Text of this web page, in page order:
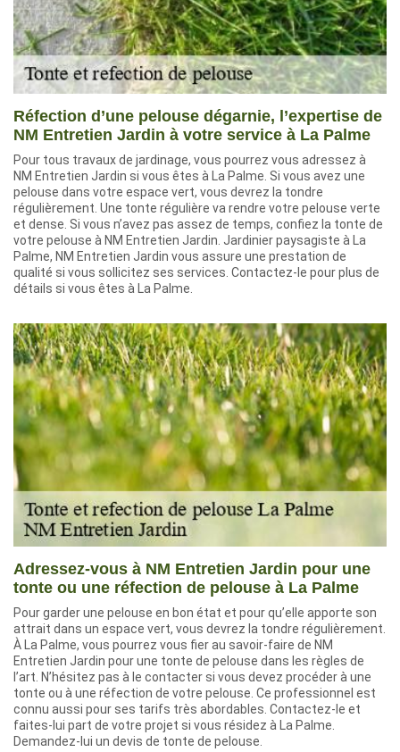
Réfection d’une pelouse dégarnie, l’expertise de
NM Entretien Jardin à votre service à La Palme
Pour tous travaux de jardinage, vous pourrez vous adressez à
NM Entretien Jardin si vous êtes à La Palme. Si vous avez une
pelouse dans votre espace vert, vous devrez la tondre
régulièrement. Une tonte régulière va rendre votre pelouse verte
et dense. Si vous n’avez pas assez de temps, confiez la tonte de
votre pelouse à NM Entretien Jardin. Jardinier paysagiste à La
Palme, NM Entretien Jardin vous assure une prestation de
qualité si vous sollicitez ses services. Contactez-le pour plus de
détails si vous êtes à La Palme.
Adressez-vous à NM Entretien Jardin pour une
tonte ou une réfection de pelouse à La Palme
Pour garder une pelouse en bon état et pour qu’elle apporte son
attrait dans un espace vert, vous devrez la tondre régulièrement.
À La Palme, vous pourrez vous fier au savoir-faire de NM
Entretien Jardin pour une tonte de pelouse dans les règles de
l’art. N’hésitez pas à le contacter si vous devez procéder à une
tonte ou à une réfection de votre pelouse. Ce professionnel est
connu aussi pour ses tarifs très abordables. Contactez-le et
faites-lui part de votre projet si vous résidez à La Palme.
Demandez-lui un devis de tonte de pelouse.